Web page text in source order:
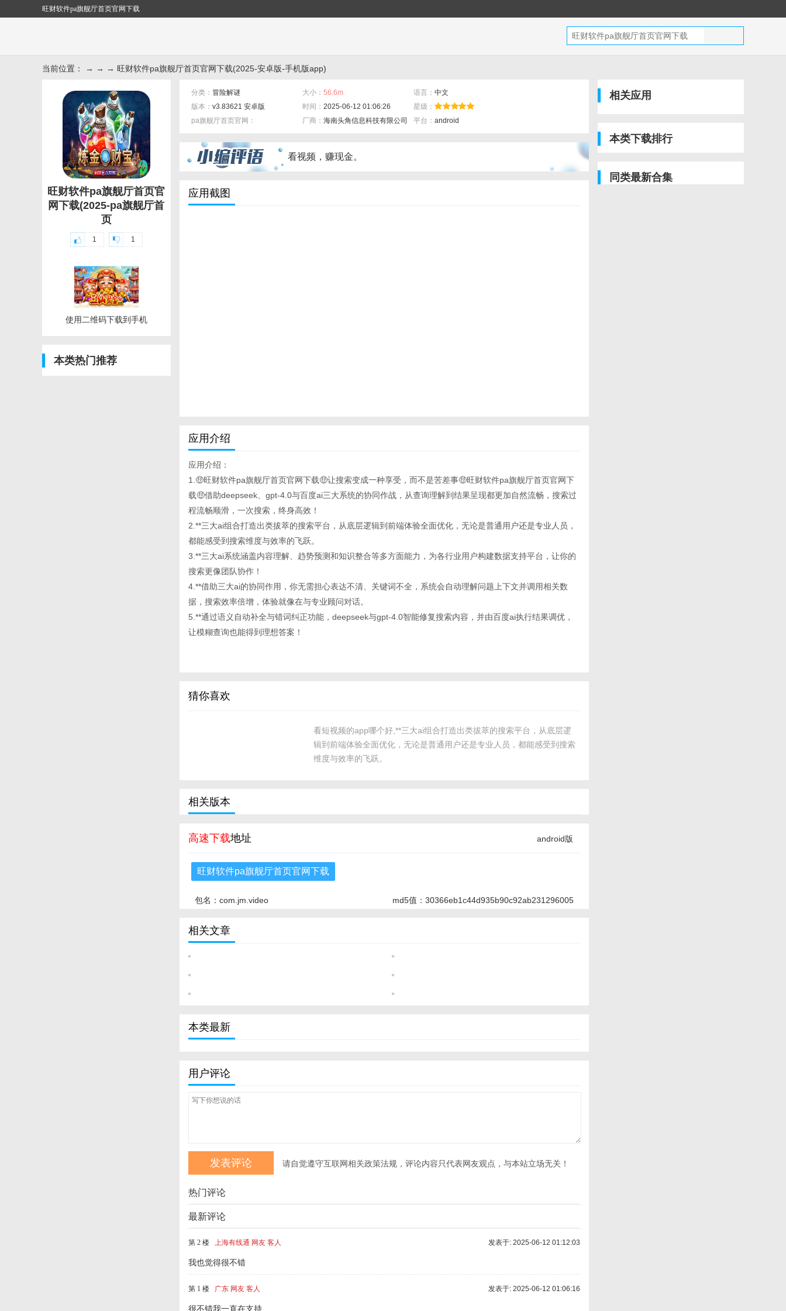
旺财软件pa旗舰厅首页官网下载
当前位置： → → → 旺财软件pa旗舰厅首页官网下载(2025-安卓版-手机版app)
旺财软件pa旗舰厅首页官
网下载(2025-pa旗舰厅首
页
1 1
使用二维码下载到手机
本类热门推荐
分类： 冒险解谜 大小： 56.6m 语言： 中文
版本： v3.83621 安卓版 时间： 2025-06-12 01:06:26
星级：
pa旗舰厅首页官网：
厂商： 海南头角信息科技有限公司 平台： android
看视频，赚现金。
应用截图
应用介绍
应用介绍：
1.🤑旺财软件pa旗舰厅首页官网下载🤑让搜索变成一种享受，而不是苦差事🤑旺财软件pa旗舰厅首页官网下
载🤑借助deepseek、gpt-4.0与百度ai三大系统的协同作战，从查询理解到结果呈现都更加自然流畅，搜索过
程流畅顺滑，一次搜索，终身高效！
2.**三大ai组合打造出类拔萃的搜索平台，从底层逻辑到前端体验全面优化，无论是普通用户还是专业人员，
都能感受到搜索维度与效率的飞跃。
3.**三大ai系统涵盖内容理解、趋势预测和知识整合等多方面能力，为各行业用户构建数据支持平台，让你的
搜索更像团队协作！
4.**借助三大ai的协同作用，你无需担心表达不清、关键词不全，系统会自动理解问题上下文并调用相关数
据，搜索效率倍增，体验就像在与专业顾问对话。
5.**通过语义自动补全与错词纠正功能，deepseek与gpt-4.0智能修复搜索内容，并由百度ai执行结果调优，
让模糊查询也能得到理想答案！
猜你喜欢
看短视频的app哪个好,**三大ai组合打造出类拔萃的搜索平台，从底层逻
辑到前端体验全面优化，无论是普通用户还是专业人员，都能感受到搜索
维度与效率的飞跃。
相关版本
高速下载地址 android版
旺财软件pa旗舰厅首页官网下载
包名：com.jm.video md5值：30366eb1c44d935b90c92ab231296005
相关文章
本类最新
用户评论
请自觉遵守互联网相关政策法规，评论内容只代表网友观点，与本站立场无关！
热门评论
最新评论
第 2 楼 上海有线通 网友 客人 发表于: 2025-06-12 01:12:03
我也觉得很不错
第 1 楼 广东 网友 客人 发表于: 2025-06-12 01:06:16
很不错我一直在支持
相关应用
本类下载排行
同类最新合集